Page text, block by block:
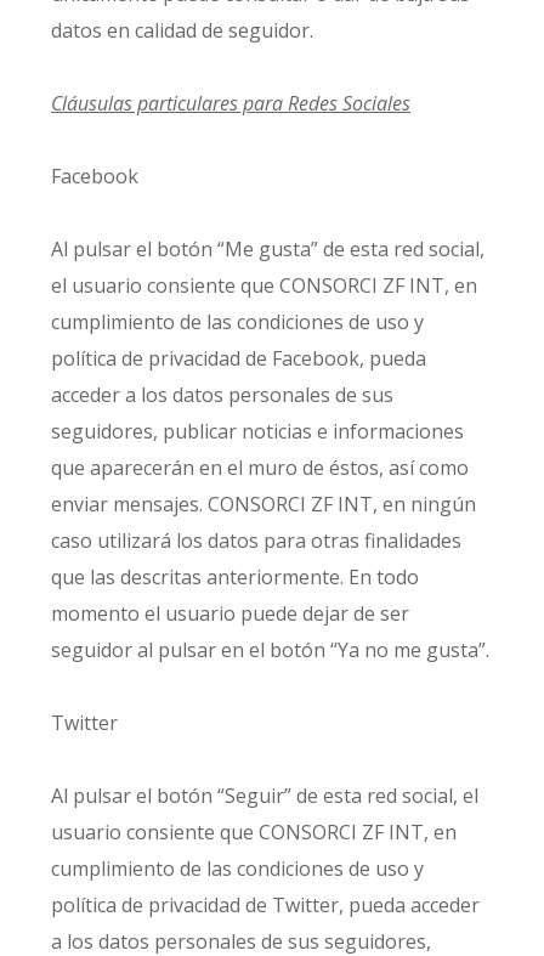
datos en calidad de seguidor.
Cláusulas particulares para Redes Sociales
Facebook
Al pulsar el botón “Me gusta” de esta red social,
el usuario consiente que CONSORCI ZF INT, en
cumplimiento de las condiciones de uso y
política de privacidad de Facebook, pueda
acceder a los datos personales de sus
seguidores, publicar noticias e informaciones
que aparecerán en el muro de éstos, así como
enviar mensajes. CONSORCI ZF INT, en ningún
caso utilizará los datos para otras finalidades
que las descritas anteriormente. En todo
momento el usuario puede dejar de ser
seguidor al pulsar en el botón “Ya no me gusta”.
Twitter
Al pulsar el botón “Seguir” de esta red social, el
usuario consiente que CONSORCI ZF INT, en
cumplimiento de las condiciones de uso y
política de privacidad de Twitter, pueda acceder
a los datos personales de sus seguidores,